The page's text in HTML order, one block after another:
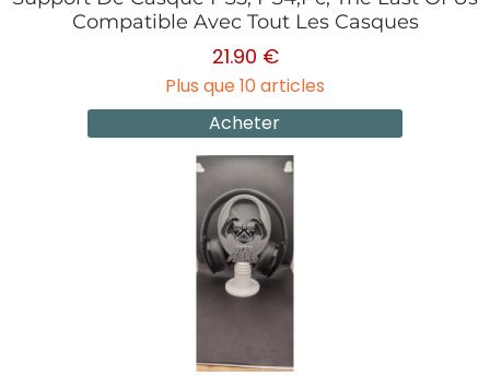
Compatible Avec Tout Les Casques
21.90 €
Plus que 10 articles
Acheter